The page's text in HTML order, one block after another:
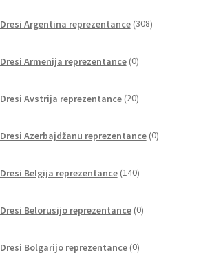
Dresi Argentina reprezentance 308izdelkov
Dresi Armenija reprezentance 0izdelkov
Dresi Avstrija reprezentance 20izdelkov
Dresi Azerbajdžanu reprezentance 0izdelkov
Dresi Belgija reprezentance 140izdelkov
Dresi Belorusijo reprezentance 0izdelkov
Dresi Bolgarijo reprezentance 0izdelkov